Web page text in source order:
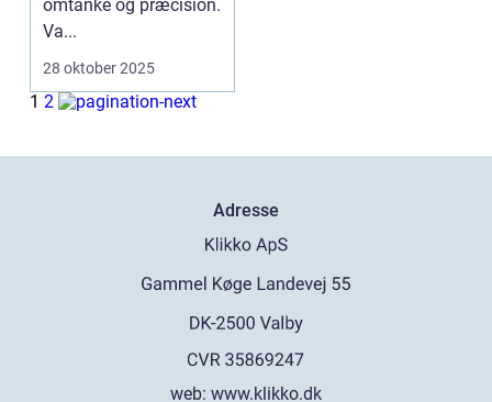
omtanke og præcision.
Va...
28 oktober 2025
1 2
Adresse
web: www.klikko.dk